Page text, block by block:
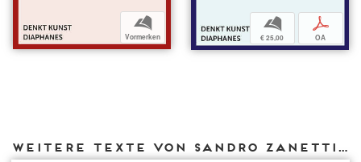
b
Vormerken
b
€ 25,00
p
OA
Weitere Texte von Sandro Zanetti bei DIAPHANES